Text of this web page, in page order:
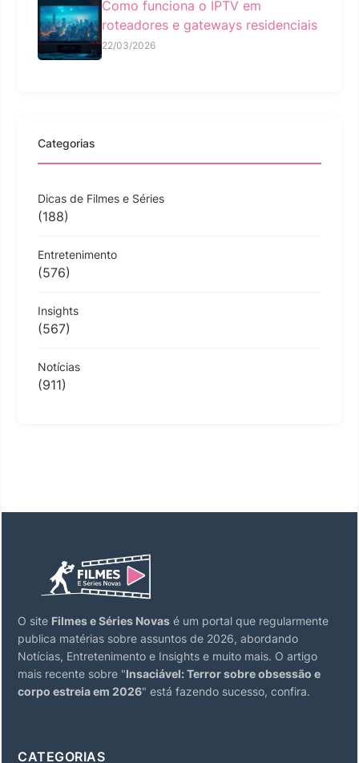
Como funciona o IPTV em
roteadores e gateways residenciais
22/03/2026
Categorias
Dicas de Filmes e Séries
(188)
Entretenimento
(576)
Insights
(567)
Notícias
(911)
O site Filmes e Séries Novas é um portal que regularmente
publica matérias sobre assuntos de 2026, abordando
Notícias, Entretenimento e Insights e muito mais. O artigo
mais recente sobre "Insaciável: Terror sobre obsessão e
corpo estreia em 2026" está fazendo sucesso, confira.
CATEGORIAS